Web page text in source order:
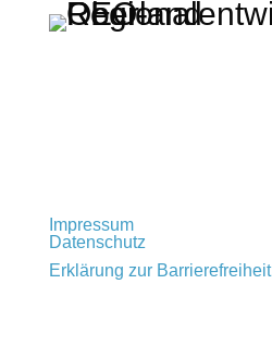
Impressum
Datenschutz
Erklärung zur Barrierefreiheit